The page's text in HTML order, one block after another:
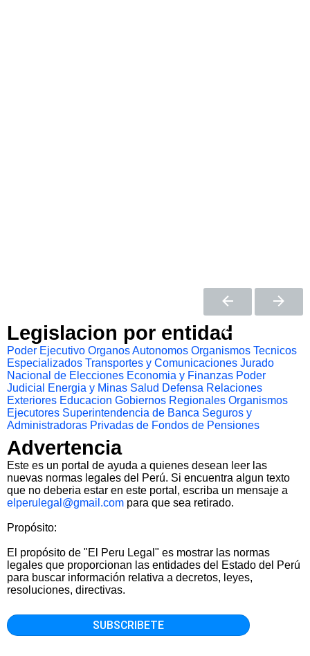
Legislacion por entidad
Poder Ejecutivo Organos Autonomos Organismos Tecnicos
Especializados Transportes y Comunicaciones Jurado
Nacional de Elecciones Economia y Finanzas Poder
Judicial
Energia y Minas Salud Defensa Relaciones
Exteriores Educacion Gobiernos Regionales Organismos
Ejecutores Superintendencia de Banca Seguros y
Administradoras Privadas de Fondos de Pensiones
Advertencia
Este es un portal de ayuda a quienes desean leer las
nuevas normas legales del Perú. Si encuentra algun texto
que no deberia estar en este portal, escriba un mensaje a
elperulegal@gmail.com para que sea retirado.
Propósito:
El propósito de "El Peru Legal" es mostrar las normas
legales que proporcionan las entidades del Estado del Perú
para buscar información relativa a decretos, leyes,
resoluciones, directivas.